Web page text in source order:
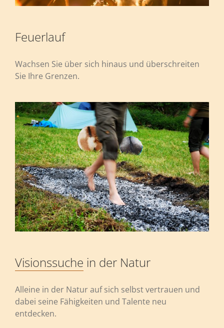
Feuerlauf
Wachsen Sie über sich hinaus und überschreiten
Sie Ihre Grenzen.
Visionssuche in der Natur
Alleine in der Natur auf sich selbst vertrauen und
dabei seine Fähigkeiten und Talente neu
entdecken.